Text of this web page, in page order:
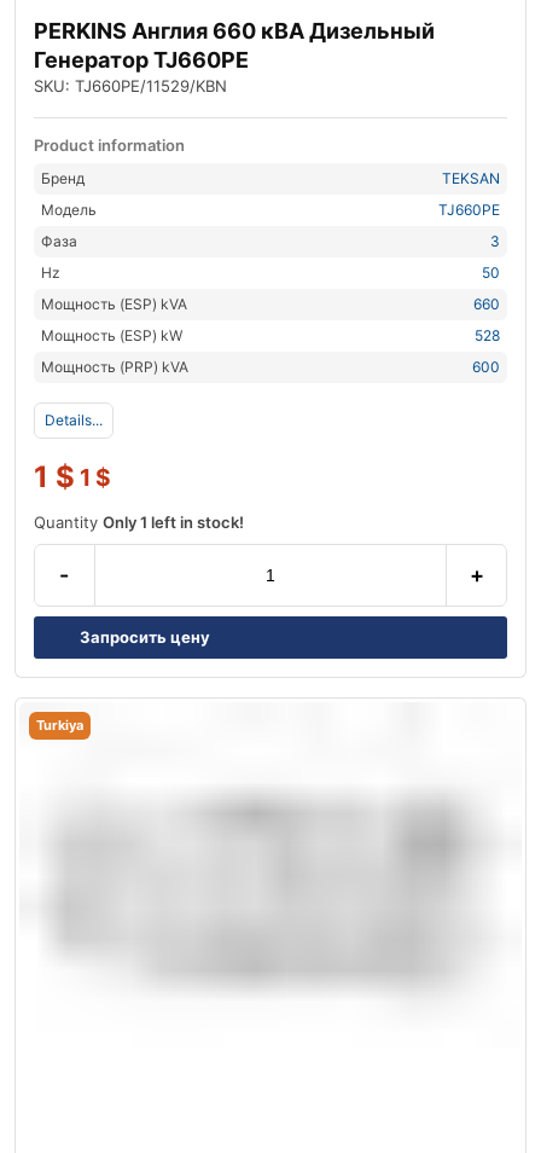
PERKINS Англия 660 кВА Дизельный
Генератор TJ660PE
SKU: TJ660PE/11529/KBN
Product information
Бренд
TEKSAN
Модель
TJ660PE
Фаза
3
Hz
50
Мощность (ESP) kVA
660
Мощность (ESP) kW
528
Мощность (PRP) kVA
600
Details...
1 $ 1 $
Quantity Only 1 left in stock!
- +
Запросить цену
Turkiya